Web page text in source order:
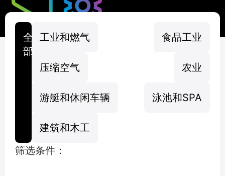
全
部
工业和燃气 食品工业
压缩空气 农业
游艇和休闲车辆 泳池和SPA
建筑和木工
筛选条件：